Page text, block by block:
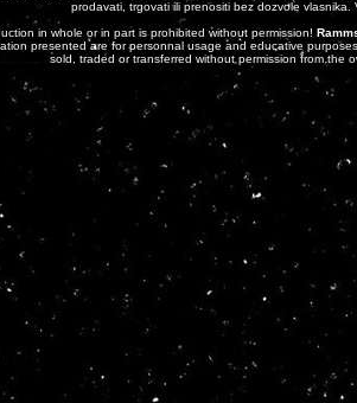
prodavati, trgovati ili prenositi bez dozvole
in whole or in part is prohibited without permission!
presented are for personnal usage and educative
sold, traded or transferred without permission from the